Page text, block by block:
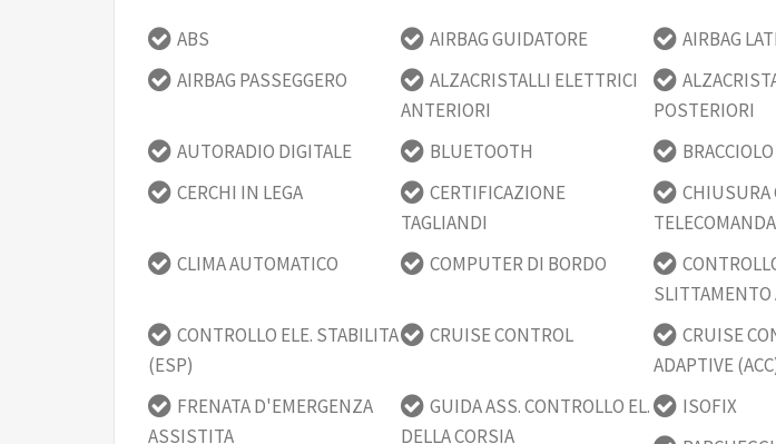
ABS AIRBAG GUIDATORE
AIRBAG
AIRBAG PASSEGGERO
ALZACRISTALLI ELETTRICI
ANTERIORI
POSTERIORI
AUTORADIO DIGITALE
BLUETOOTH
CERCHI IN LEGA
CERTIFICAZIONE
TAGLIANDI
CHIUSURA
CLIMA AUTOMATICO
COMPUTER DI BORDO
SLITTAMENTO
CONTROLLO ELE. STABILITA
(ESP)
CRUISE CONTROL
CRUISE
ADAPTIVE
FRENATA D'EMERGENZA
ASSISTITA
GUIDA ASS. CONTROLLO EL.
DELLA CORSIA
ISOFIX